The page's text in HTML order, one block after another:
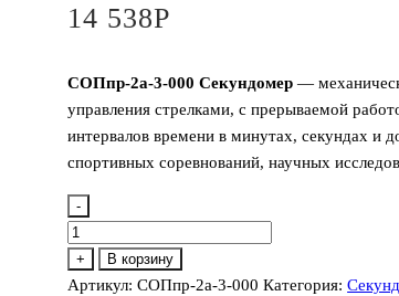
14 538Р
СОПпр-2а-3-000 Секундомер —
управления стрелками, с прерываемой
интервалов времени в минутах, секундах и
спортивных соревнований, научных
-
Количество
товара
СОПпр-2а-3-
+ В корзину
Артикул:СОПпр-2а-3-000 Категория: